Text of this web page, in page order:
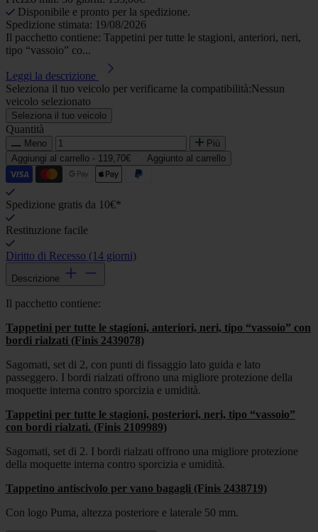
Disponibile e pronto per la spedizione.
Spedizione stimata: 19/08/2026
Il pacchetto contiene: Tappetini per tutte le stagioni, anteriori, neri,
tipo “vassoio” co...
Leggi la descrizione
Seleziona il tuo veicolo per verificarne la compatibilità:Nessun
veicolo selezionato
Seleziona il tuo veicolo
Quantità
Meno
Più
Aggiungi al carrello - 119,70€ Aggiunto al carrello
Spedizione gratis da 10€*
Restituzione facile
Diritto di Recesso (14 giorni)
Descrizione
Il pacchetto contiene:
Tappetini per tutte le stagioni, anteriori, neri, tipo “vassoio” con
bordi rialzati (Finis 2439078)
Sagomati, set di 2, con punti di fissaggio lato guida e lato
passeggero. I bordi rialzati offrono una migliore protezione della
moquette interna contro sporcizia e umidità.
Tappetini per tutte le stagioni, posteriori, neri, tipo “vassoio”
con bordi rialzati. (Finis 2109989)
Sagomati, set di 2. I bordi rialzati offrono una migliore protezione
della moquette interna contro sporcizia e umidità.
Tappetino antiscivolo per vano bagagli (Finis 2438719)
Con logo Puma, altezza posteriore e laterale 50 mm.